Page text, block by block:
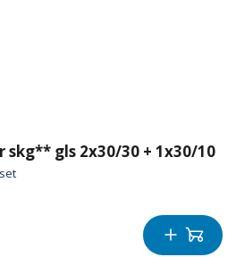
skg** gls 2x30/30 + 1x30/10
set